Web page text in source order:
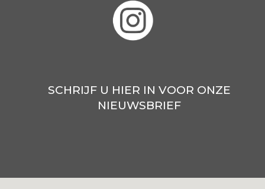
SCHRIJF U HIER IN VOOR ONZE
NIEUWSBRIEF